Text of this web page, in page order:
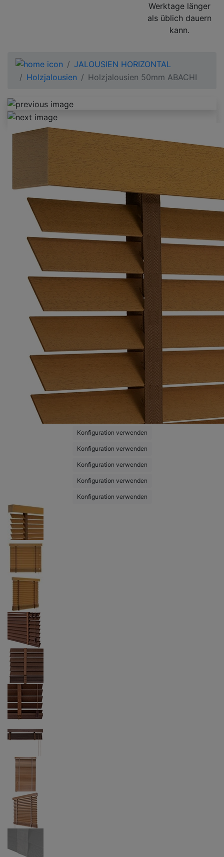
Werktage länger
als üblich dauern
kann.
JALOUSIEN HORIZONTAL
Holzjalousien
Holzjalousien 50mm ABACHI
Konfiguration verwenden
Konfiguration verwenden
Konfiguration verwenden
Konfiguration verwenden
Konfiguration verwenden